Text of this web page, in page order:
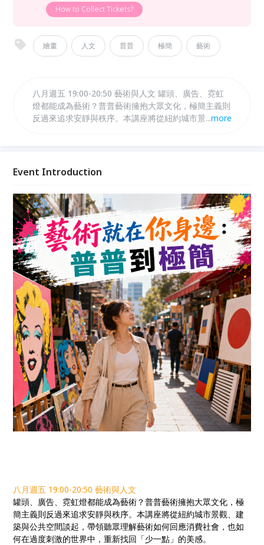
How to Collect Tickets?
繪畫 人文 普普 極簡 藝術
八月週五 19:00-20:50 藝術與人文 罐頭、廣告、霓虹
燈都能成為藝術？普普藝術擁抱大眾文化，極簡主義則
反過來追求安靜與秩序。本講座將從紐約城市景觀、建
...more
Event Introduction
八月週五 19:00-20:50 藝術與人文
罐頭、廣告、霓虹燈都能成為藝術？普普藝術擁抱大眾文化，極
簡主義則反過來追求安靜與秩序。本講座將從紐約城市景觀、建
築與公共空間談起，帶領聽眾理解藝術如何回應消費社會，也如
何在過度刺激的世界中，重新找回「少一點」的美感。